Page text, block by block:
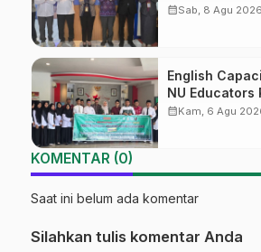
Sertifikasi
calendar_monthSab, 8 Agu 2026
English
NU Educators
Tengah
calendar_monthKam, 6 Agu
KOMENTAR (0)
Saat ini belum ada komentar
Silahkan tulis komentar Anda